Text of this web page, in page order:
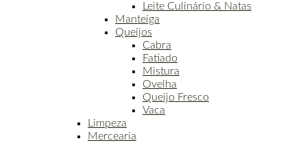
Leite Culinário & Natas
Manteiga
Queijos
Cabra
Fatiado
Mistura
Ovelha
Queijo Fresco
Vaca
Limpeza
Mercearia